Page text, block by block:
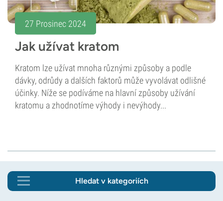
27 Prosinec 2024
Jak užívat kratom
Kratom lze užívat mnoha různými způsoby a podle
dávky, odrůdy a dalších faktorů může vyvolávat odlišné
účinky. Níže se podíváme na hlavní způsoby užívání
kratomu a zhodnotíme výhody i nevýhody...
Hledat v kategoriích